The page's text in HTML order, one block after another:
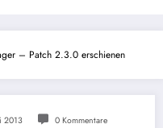
– Patch 2.3.0 erschienen
2013 0 Kommentare